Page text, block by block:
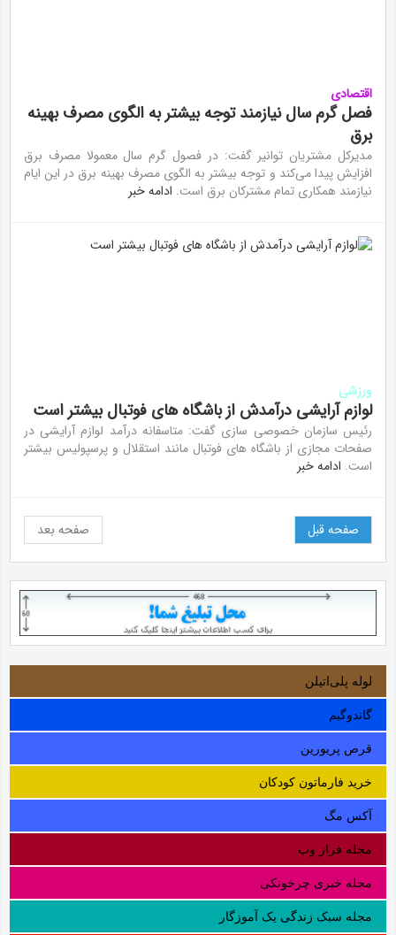
اقتصادی
فصل گرم سال نیازمند توجه بیشتر به الگوی مصرف بهینه
برق
مدیرکل مشتریان توانیر گفت: در فصول گرم سال معمولا مصرف برق
افزایش پیدا می‌کند و توجه بیشتر به الگوی مصرف بهینه برق در این ایام
نیازمند همکاری تمام مشترکان برق است. ادامه خبر
ورزشی
لوازم آرایشی درآمدش از باشگاه های فوتبال بیشتر است
رئیس سازمان خصوصی سازی گفت: متاسفانه درآمد لوازم آرایشی در
صفحات مجازی از باشگاه های فوتبال مانند استقلال و پرسپولیس بیشتر
است. ادامه خبر
صفحه بعد صفحه قبل
لوله‌ پلی‌اتیلن
گاندوگیم
قرص پریورین
خرید فارماتون کودکان
آکس مگ
مجله فراز وب
مجله خبری چرخونکی
مجله سبک زندگی یک آموزگار